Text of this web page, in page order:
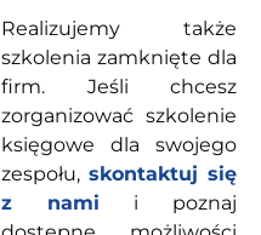
Realizujemy także
szkolenia zamknięte dla
firm. Jeśli chcesz
zorganizować szkolenie
księgowe dla swojego
zespołu, skontaktuj się
z nami i poznaj